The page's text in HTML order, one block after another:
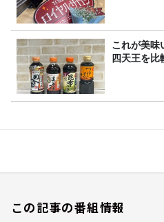
これが美味
四天王を比
この記事の番組情報